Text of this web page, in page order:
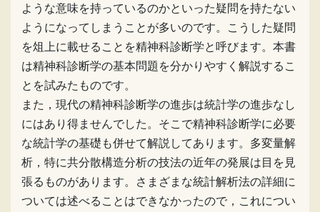
ような意味を持っているのかといった疑問を持たない
ようになってしまうことが多いのです。こうした疑問
を俎上に載せることを精神科診断学と呼びます。本書
は精神科診断学の基本問題を分かりやすく解説するこ
とを試みたものです。
また，現代の精神科診断学の進歩は統計学の進歩なし
にはあり得ませんでした。そこで精神科診断学に必要
な統計学の基礎も併せて解説してあります。多変量解
析，特に共分散構造分析の技法の近年の発展は目を見
張るものがあります。さまざまな統計解析法の詳細に
ついては述べることはできなかったので，これについ